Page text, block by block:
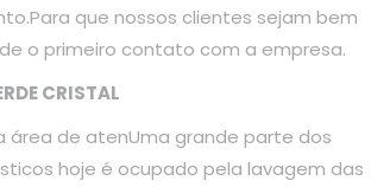
que nossos clientes sejam bem
o primeiro contato com a empresa.
CRISTAL
área de atenUma grande parte dos
hoje é ocupado pela lavagem das